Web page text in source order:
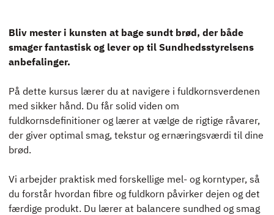
KONTAKT
NYHEDER
JOBBØRS
FOR VIRKSOMHEDER
ELEVINTRA (LOGIN)
TIDLIGERE ELEV
ENGLISH
Bliv mester i kunsten at bage sundt brød, der både
smager fantastisk og lever op til Sundhedsstyrelsens
anbefalinger.
På dette kursus lærer du at navigere i fuldkornsverdenen
med sikker hånd. Du får solid viden om
fuldkornsdefinitioner og lærer at vælge de rigtige råvarer,
der giver optimal smag, tekstur og ernæringsværdi til dine
brød.
Vi arbejder praktisk med forskellige mel- og korntyper, så
du forstår hvordan fibre og fuldkorn påvirker dejen og det
færdige produkt. Du lærer at balancere sundhed og smag